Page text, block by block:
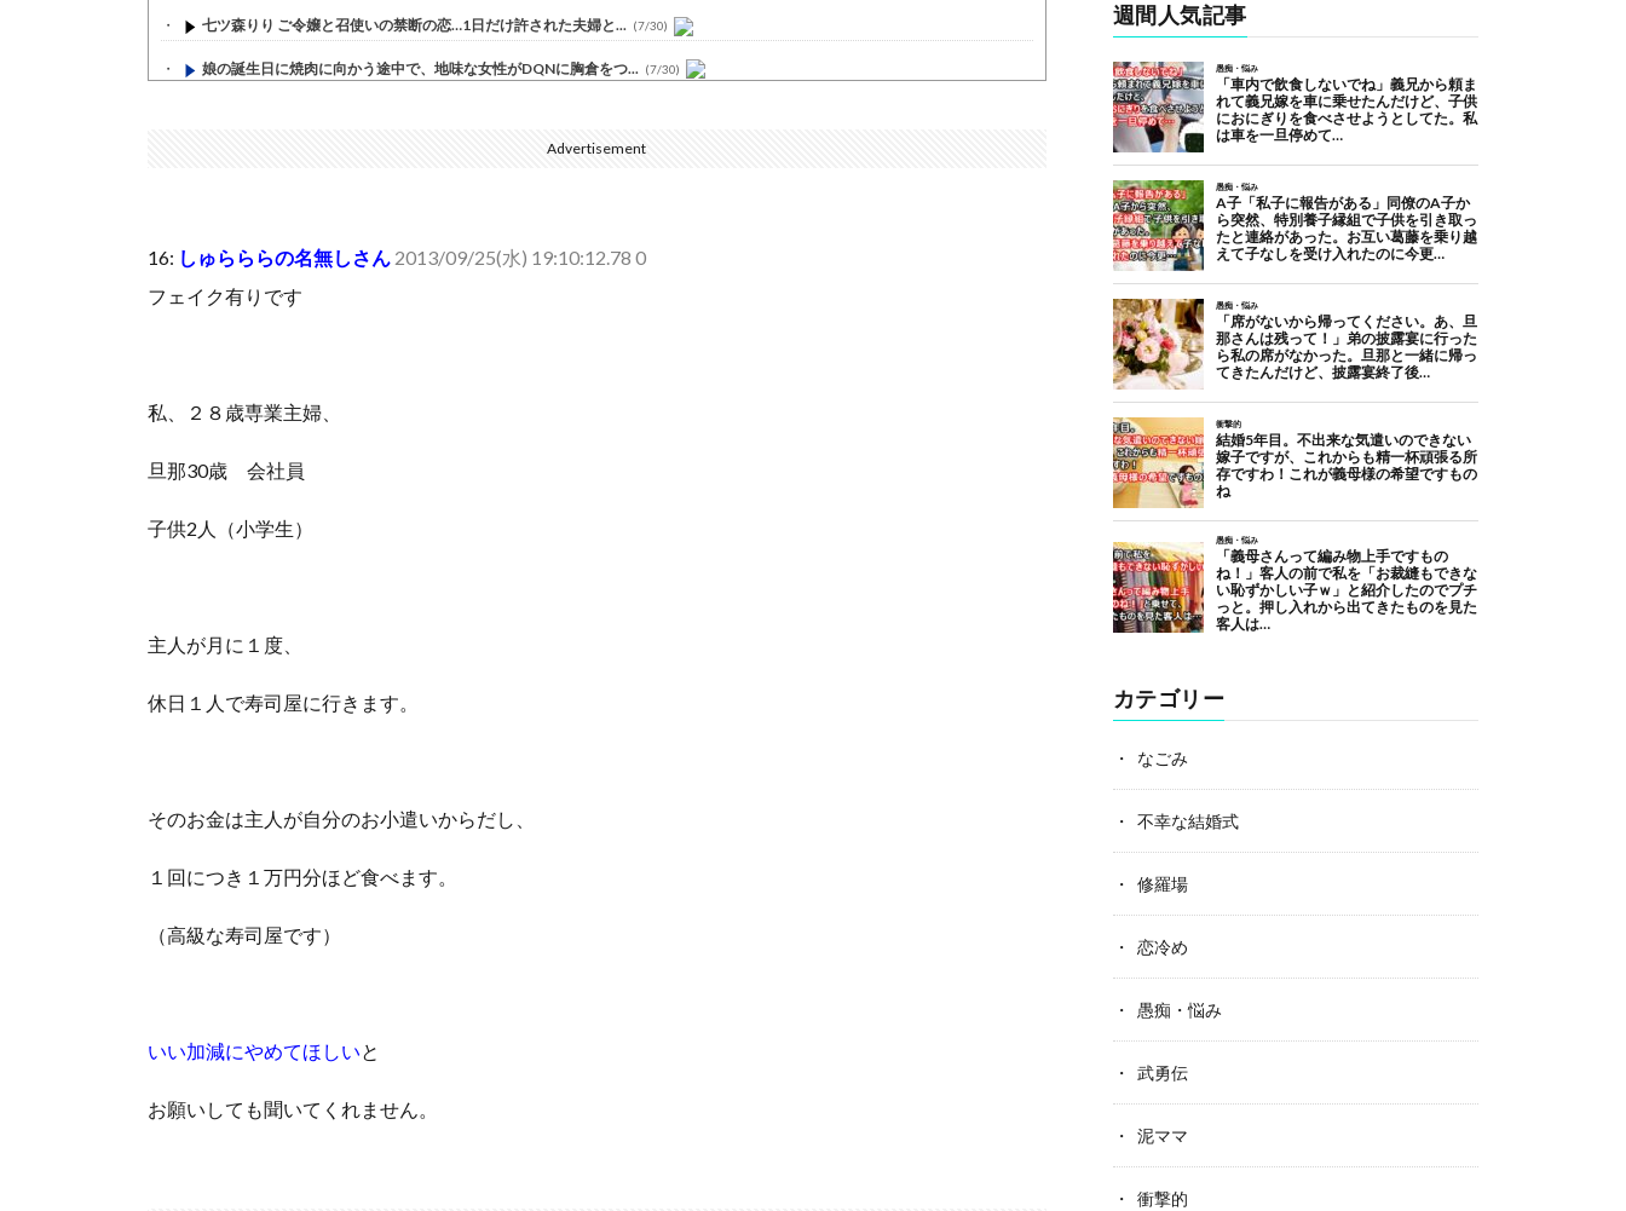
七ツ森りり ご令嬢と召使いの禁断の恋…1日だけ許された夫婦と... (7/30)
娘の誕生日に焼肉に向かう途中で、地味な女性がDQNに胸倉をつ... (7/30)
可愛い彼女が部屋に入ってきた。もしかしてニンジャ？→スタイリ...
Advertisement
16: しゅらららの名無しさん 2013/09/25(水) 19:10:12.78 0
フェイク有りです
私、２８歳専業主婦、
旦那30歳 会社員
子供2人（小学生）
主人が月に１度、
休日１人で寿司屋に行きます。
そのお金は主人が自分のお小遣いからだし、
１回につき１万円分ほど食べます。
（高級な寿司屋です）
いい加減にやめてほしいと
お願いしても聞いてくれません。
週間人気記事
カテゴリー
なごみ
不幸な結婚式
修羅場
恋冷め
愚痴・悩み
武勇伝
泥ママ
衝撃的